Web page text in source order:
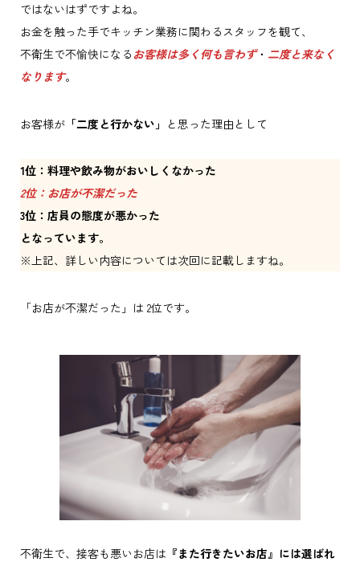
ではないはずですよね。
お金を触った手でキッチン業務に関わるスタッフを観て、
不衛生で不愉快になるお客様は多く何も言わず・ 二度と来なく
なります。
お客様が「二度と行かない」 と思った理由として
1位：料理や飲み物がおいしくなかった
2位：お店が不潔だった
3位：店員の態度が悪かった
となっています。
※上記、詳しい内容については次回に記載しますね。
「お店が不潔だった」は 2位です。
不衛生で、接客も悪いお店は 『また行きたいお店』には選ばれ